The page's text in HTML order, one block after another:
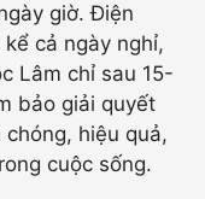
giờ. Điện
cả ngày nghỉ,
Lâm chỉ sau 15-
bảo giải quyết
hiệu quả,
cuộc sống.